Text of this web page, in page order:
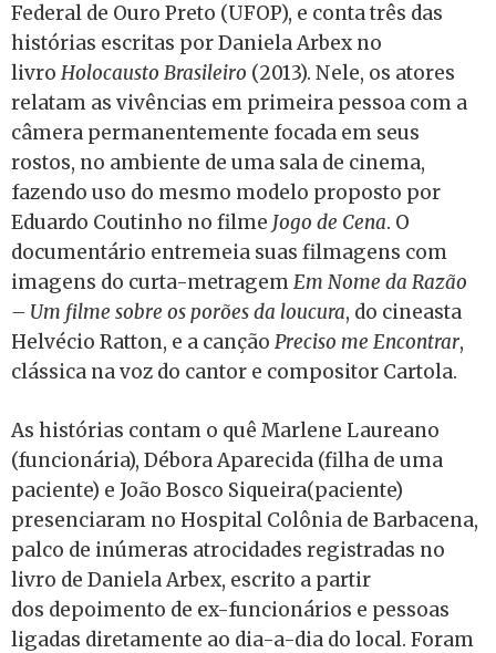
Federal de Ouro Preto (UFOP), e conta três das
histórias escritas por Daniela Arbex no
livro Holocausto Brasileiro (2013). Nele, os atores
relatam as vivências em primeira pessoa com a
câmera permanentemente focada em seus
rostos, no ambiente de uma sala de cinema,
fazendo uso do mesmo modelo proposto por
Eduardo Coutinho no filme Jogo de Cena. O
documentário entremeia suas filmagens com
imagens do curta-metragemEm Nome da Razão
– Um filme sobre os porões da loucura, do cineasta
Helvécio Ratton, e a canção Preciso me Encontrar,
clássica na voz do cantor e compositor Cartola.
As histórias contam o quê Marlene Laureano
(funcionária), Débora Aparecida (filha de uma
paciente) e João Bosco Siqueira(paciente)
presenciaram no Hospital Colônia de Barbacena,
palco de inúmeras atrocidades registradas no
livro de Daniela Arbex, escrito a partir
dos depoimento de ex-funcionários e pessoas
ligadas diretamente ao dia-a-dia do local. Foram